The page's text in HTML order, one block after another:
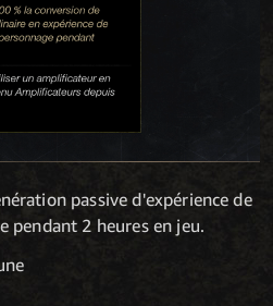
passive d'expérience de
pendant 2 heures en jeu.